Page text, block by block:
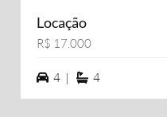
Locação
R$ 17.000
4 vagas na garagem
4 | 4 suítes
4